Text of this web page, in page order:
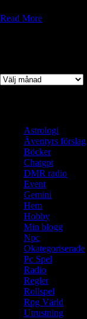
Read More
Astrologi
Äventyrs förslag
Böcker
Chatgpt
DMR radio
Event
Gemini
Hem
Hobby
Min blogg
Npc
Okategoriserade
Pc Spel
Radio
Regler
Rollspel
Rpg Värld
Utrustning